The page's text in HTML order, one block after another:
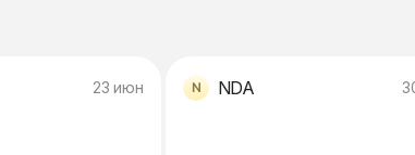
23 июн NDA